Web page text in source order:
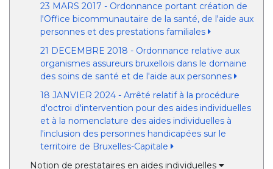
23 MARS 2017 - Ordonnance portant création de
l'Office bicommunautaire de la santé, de l'aide aux
personnes et des prestations familiales
21 DECEMBRE 2018 - Ordonnance relative aux
organismes assureurs bruxellois dans le domaine
des soins de santé et de l'aide aux personnes
18 JANVIER 2024 - Arrêté relatif à la procédure
d'octroi d'intervention pour des aides individuelles
et à la nomenclature des aides individuelles à
l'inclusion des personnes handicapées sur le
territoire de Bruxelles-Capitale
Notion de prestataires en aides individuelles